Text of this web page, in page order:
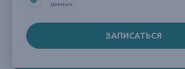
данных